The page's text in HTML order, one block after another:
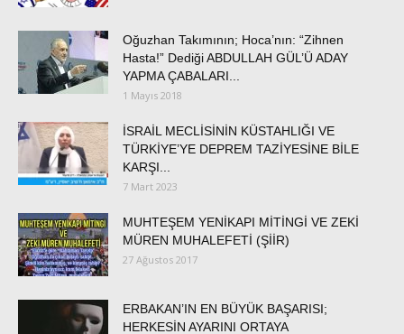
Oğuzhan Takımının; Hoca’nın: “Zihnen
Hasta!” Dediği ABDULLAH GÜL’Ü ADAY
YAPMA ÇABALARI...
1 Mayıs 2018
İSRAİL MECLİSİNİN KÜSTAHLIĞI VE
TÜRKİYE’YE DEPREM TAZİYESİNE BİLE
KARŞI...
7 Mart 2023
MUHTEŞEM YENİKAPI MİTİNGİ VE ZEKİ
MÜREN MUHALEFETİ (ŞİİR)
27 Ağustos 2017
ERBAKAN’IN EN BÜYÜK BAŞARISI;
HERKESİN AYARINI ORTAYA